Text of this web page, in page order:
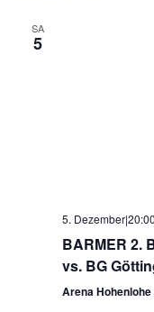
SA
5
5. Dezember|20:00
BARMER 2.
vs. BG
Arena Hohenlohe